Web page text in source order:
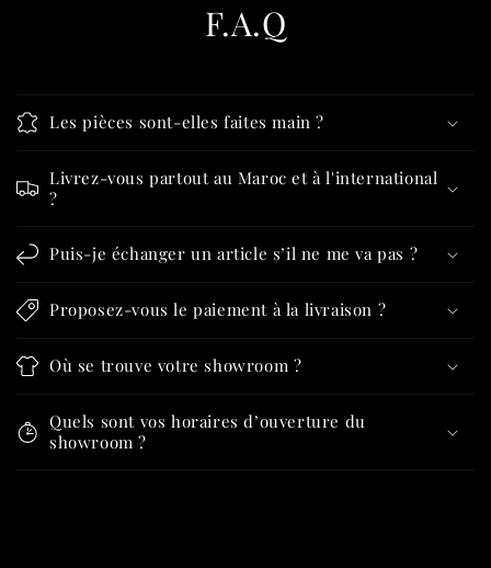
F.A.Q
Les pièces sont-elles faites main ?
Livrez-vous partout au Maroc et à l'international
?
Puis-je échanger un article s’il ne me va pas ?
Proposez-vous le paiement à la livraison ?
Où se trouve votre showroom ?
Quels sont vos horaires d’ouverture du
showroom ?